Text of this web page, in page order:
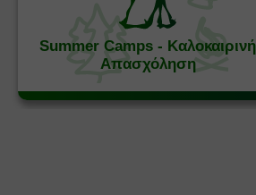
Summer Camps - Καλοκαιρινή
Απασχόληση